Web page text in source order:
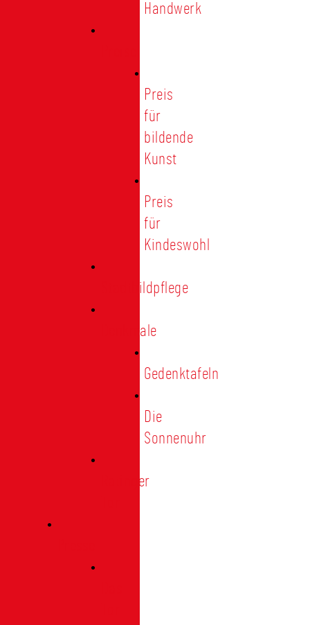
Handwerk
Preis
für
bildende
Kunst
Preis
für
Kindeswohl
Stadtbildpflege
Denkmale
Gedenktafeln
Die
Sonnenuhr
Ratinger